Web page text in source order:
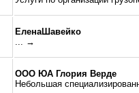
ЕленаШавейко
... →
ООО ЮА Глория Верде
Небольшая